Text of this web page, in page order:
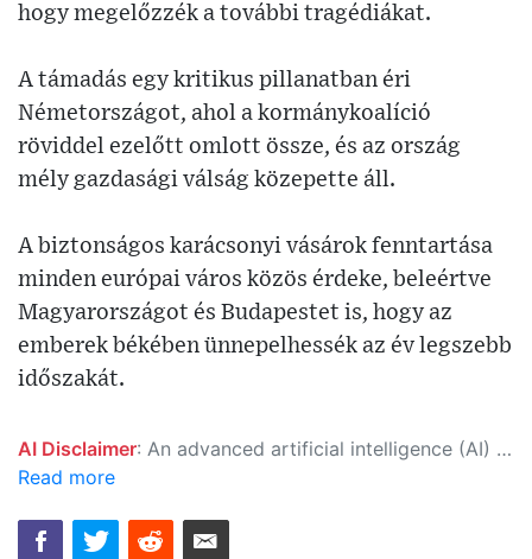
hogy megelőzzék a további tragédiákat.
A támadás egy kritikus pillanatban éri
Németországot, ahol a kormánykoalíció
röviddel ezelőtt omlott össze, és az ország
mély gazdasági válság közepette áll.
A biztonságos karácsonyi vásárok fenntartása
minden európai város közös érdeke, beleértve
Magyarországot és Budapestet is, hogy az
emberek békében ünnepelhessék az év legszebb
időszakát.
AI Disclaimer: An advanced artificial intelligence (AI) system generated the content of this page on its own. This innovative technology conducts extensive research from a variety of reliable sources, performs rigorous fact-checking and verification, cleans up and balances biased or manipulated content, and presents a minimal factual summary that is just enough yet essential for you to function as an informed and educated citizen. Please keep in mind, however, that this system is an evolving technology, and as a result, the article may contain accidental inaccuracies or errors. We urge you to help us improve our site by reporting any inaccuracies you find using the "
Read more